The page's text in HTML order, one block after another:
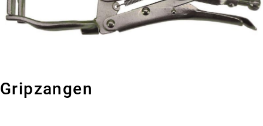
Gripzangen